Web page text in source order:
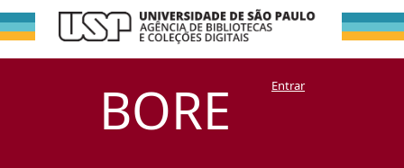
BORE
Filtrar por:
Assunto
DSpace/Manakin + CoriscoEntrar